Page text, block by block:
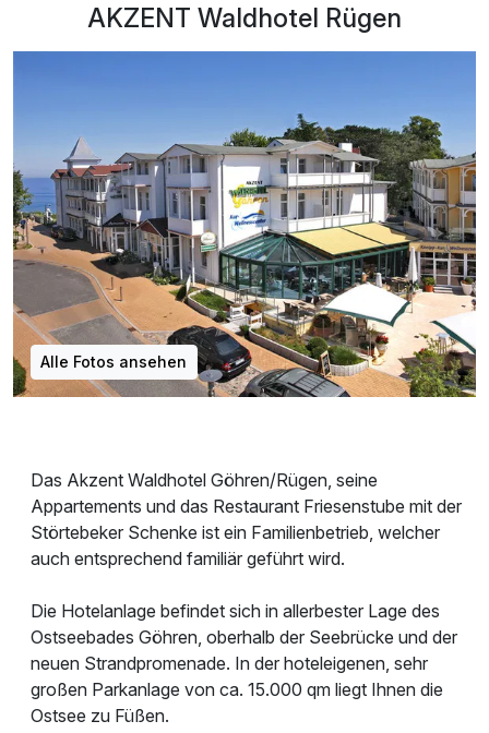
AKZENT Waldhotel Rügen
Alle Fotos ansehen
Das Akzent Waldhotel Göhren/Rügen, seine
Appartements und das Restaurant Friesenstube mit der
Störtebeker Schenke ist ein Familienbetrieb, welcher
auch entsprechend familiär geführt wird.
Die Hotelanlage befindet sich in allerbester Lage des
Ostseebades Göhren, oberhalb der Seebrücke und der
neuen Strandpromenade. In der hoteleigenen, sehr
großen Parkanlage von ca. 15.000 qm liegt Ihnen die
Ostsee zu Füßen.